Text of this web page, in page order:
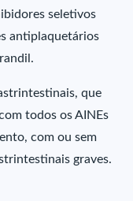
seletivos
antiplaquetários
que
todos os AINEs
com ou sem
graves.